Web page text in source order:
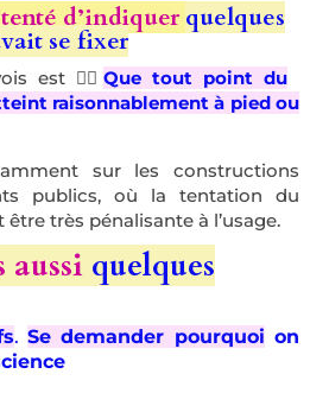
tenté d’indiquer quelques
se fixer
est 👷‍♀️ Que tout point du
raisonnablement à pied ou
sur les constructions
publics, où la tentation du
très pénalisante à l’usage.
aussi quelques
.Se demander pourquoi on